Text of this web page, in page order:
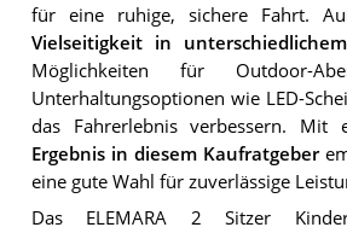
für eine ruhige, sichere Fahrt.
Vielseitigkeit in
Möglichkeiten für Outdoor-
Unterhaltungsoptionen wie LED-
das Fahrerlebnis verbessern.
Ergebnis in diesem Kaufratgeber
eine gute Wahl für zuverlässige
Das ELEMARA 2 Sitzer